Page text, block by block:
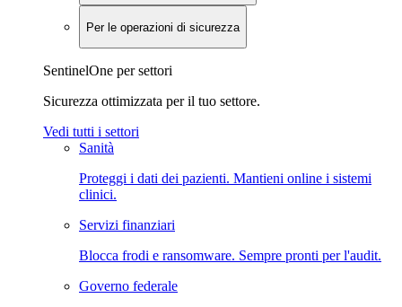
Per le operazioni di sicurezza
SentinelOne per settori
Sicurezza ottimizzata per il tuo settore.
Vedi tutti i settori
Sanità
Proteggi i dati dei pazienti. Mantieni online i sistemi
clinici.
Servizi finanziari
Blocca frodi e ransomware. Sempre pronti per l'audit.
Governo federale